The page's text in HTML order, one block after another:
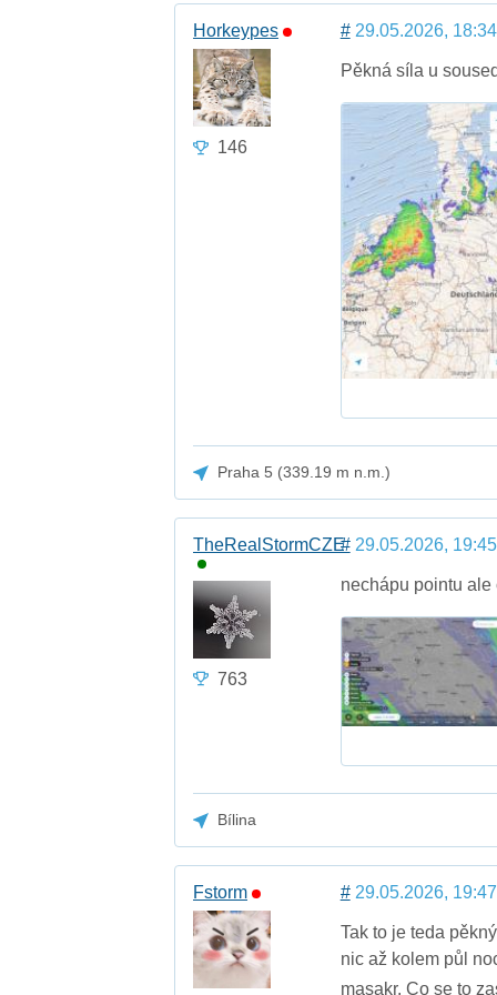
Horkeypes
146
#29.05.2026, 18:34
Pěkná síla u
Praha 5 (339.19 m n.m.)
TheRealStormCZE
763
#29.05.2026, 19:45
nechápu pointu ale
Bílina
Fstorm #29.05.2026, 19:47
Tak to je teda
nic až kolem půl
masakr. Co se to